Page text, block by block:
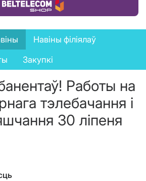
Купіць тавар
Навіны філіялаў
Закупкі
Работы на
тэлебачання і
30 ліпеня